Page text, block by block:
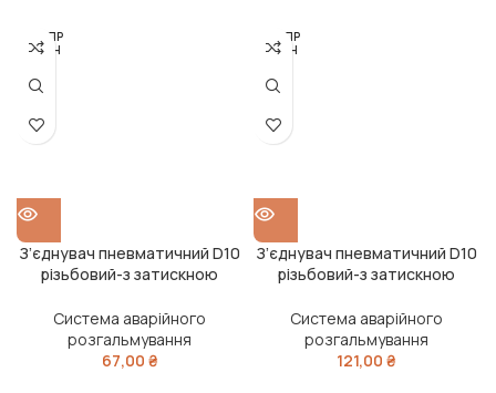
РОЗПР
ОДАН
З’єднувач пневматичний D10
різьбовий-з затискною
сталь (RIDER)
Система аварійного
розгальмування
67,00 ₴
РОЗПР
ОДАН
З’єднувач пневматичний D10
різьбовий-з затискною
сталь (RIDER)
Система аварійного
розгальмування
121,00 ₴